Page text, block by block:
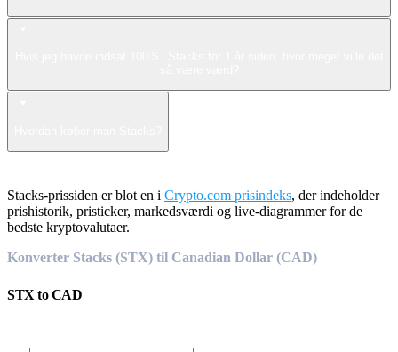
Stacks-prissiden er blot en i Crypto.com prisindeks, der indeholder
prishistorik, pristicker, markedsværdi og live-diagrammer for de
bedste kryptovalutaer.
Konverter Stacks (STX) til Canadian Dollar (CAD)
STX toCAD